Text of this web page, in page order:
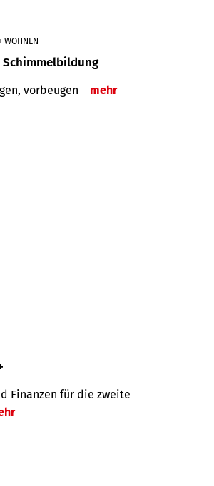
WOHNEN
vorbeugen mehr
Finanzen für die zweite